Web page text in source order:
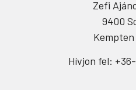
Zefi
9400
Hívjon fel: